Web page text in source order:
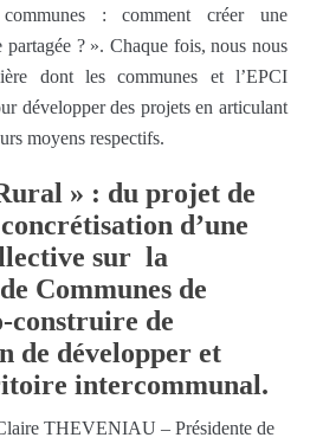
: comment créer une
? ». Chaque fois, nous nous
dont les communes et l’EPCI
développer des projets en articulant
moyens respectifs.
» : du projet de
d’une
sur la
Communes de
construire de
de développer et
intercommunal.
THEVENIAU – Présidente de